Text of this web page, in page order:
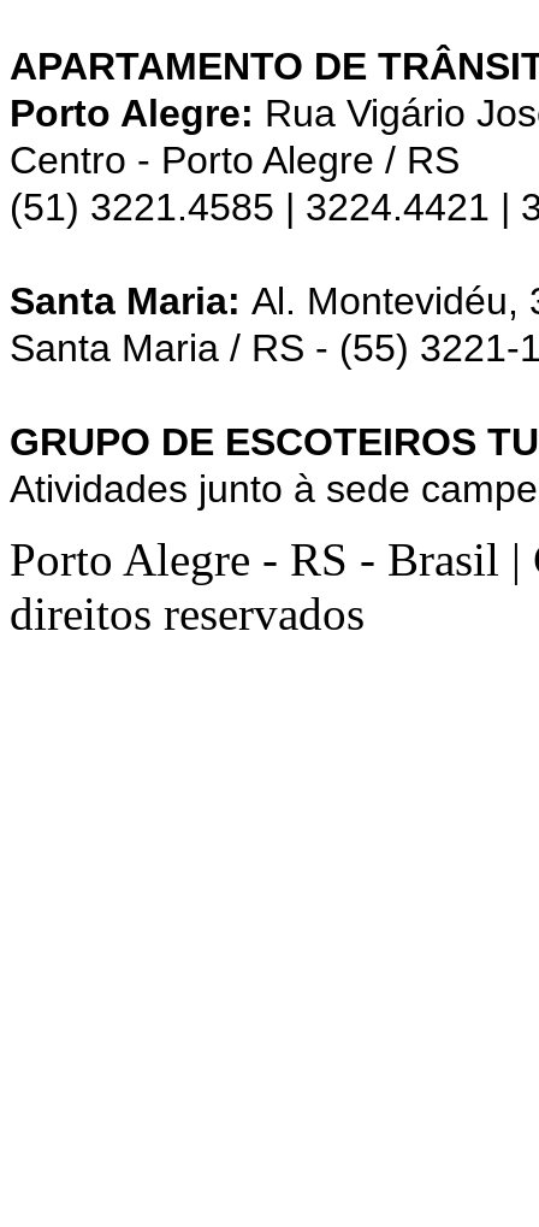
APARTAMENTO DE
Porto Alegre: Rua Vigário
Centro - Porto Alegre / RS
(51) 3221.4585 | 3224.4421 |
Santa Maria: Al. Montevidéu,
Santa Maria / RS - (55) 3221-
GRUPO DE ESCOTEIROS
Atividades junto à sede
Porto Alegre - RS - Brasil
direitos reservados